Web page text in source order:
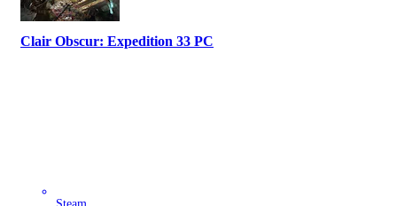
Clair Obscur: Expedition 33 PC